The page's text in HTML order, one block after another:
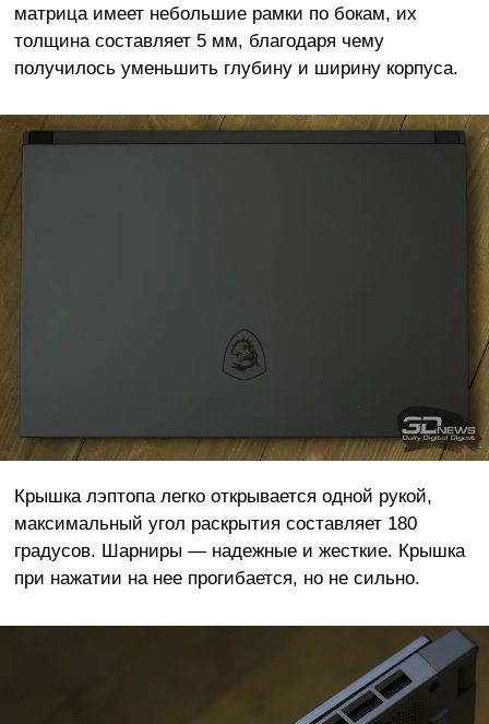
матрица имеет небольшие рамки по бокам, их
толщина составляет 5 мм, благодаря чему
получилось уменьшить глубину и ширину корпуса.
Крышка лэптопа легко открывается одной рукой,
максимальный угол раскрытия составляет 180
градусов. Шарниры — надежные и жесткие. Крышка
при нажатии на нее прогибается, но не сильно.